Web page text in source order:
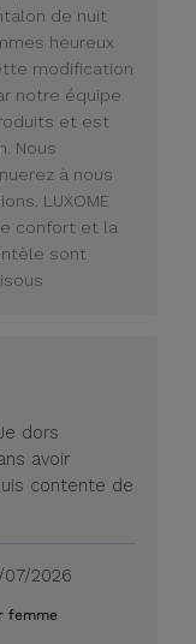
de nuit
heureux
modification
notre équipe
et est
Nous
à nous
LUXOME
confort et la
sont
dors
avoir
contente de
Date
publication
07/2026
femme